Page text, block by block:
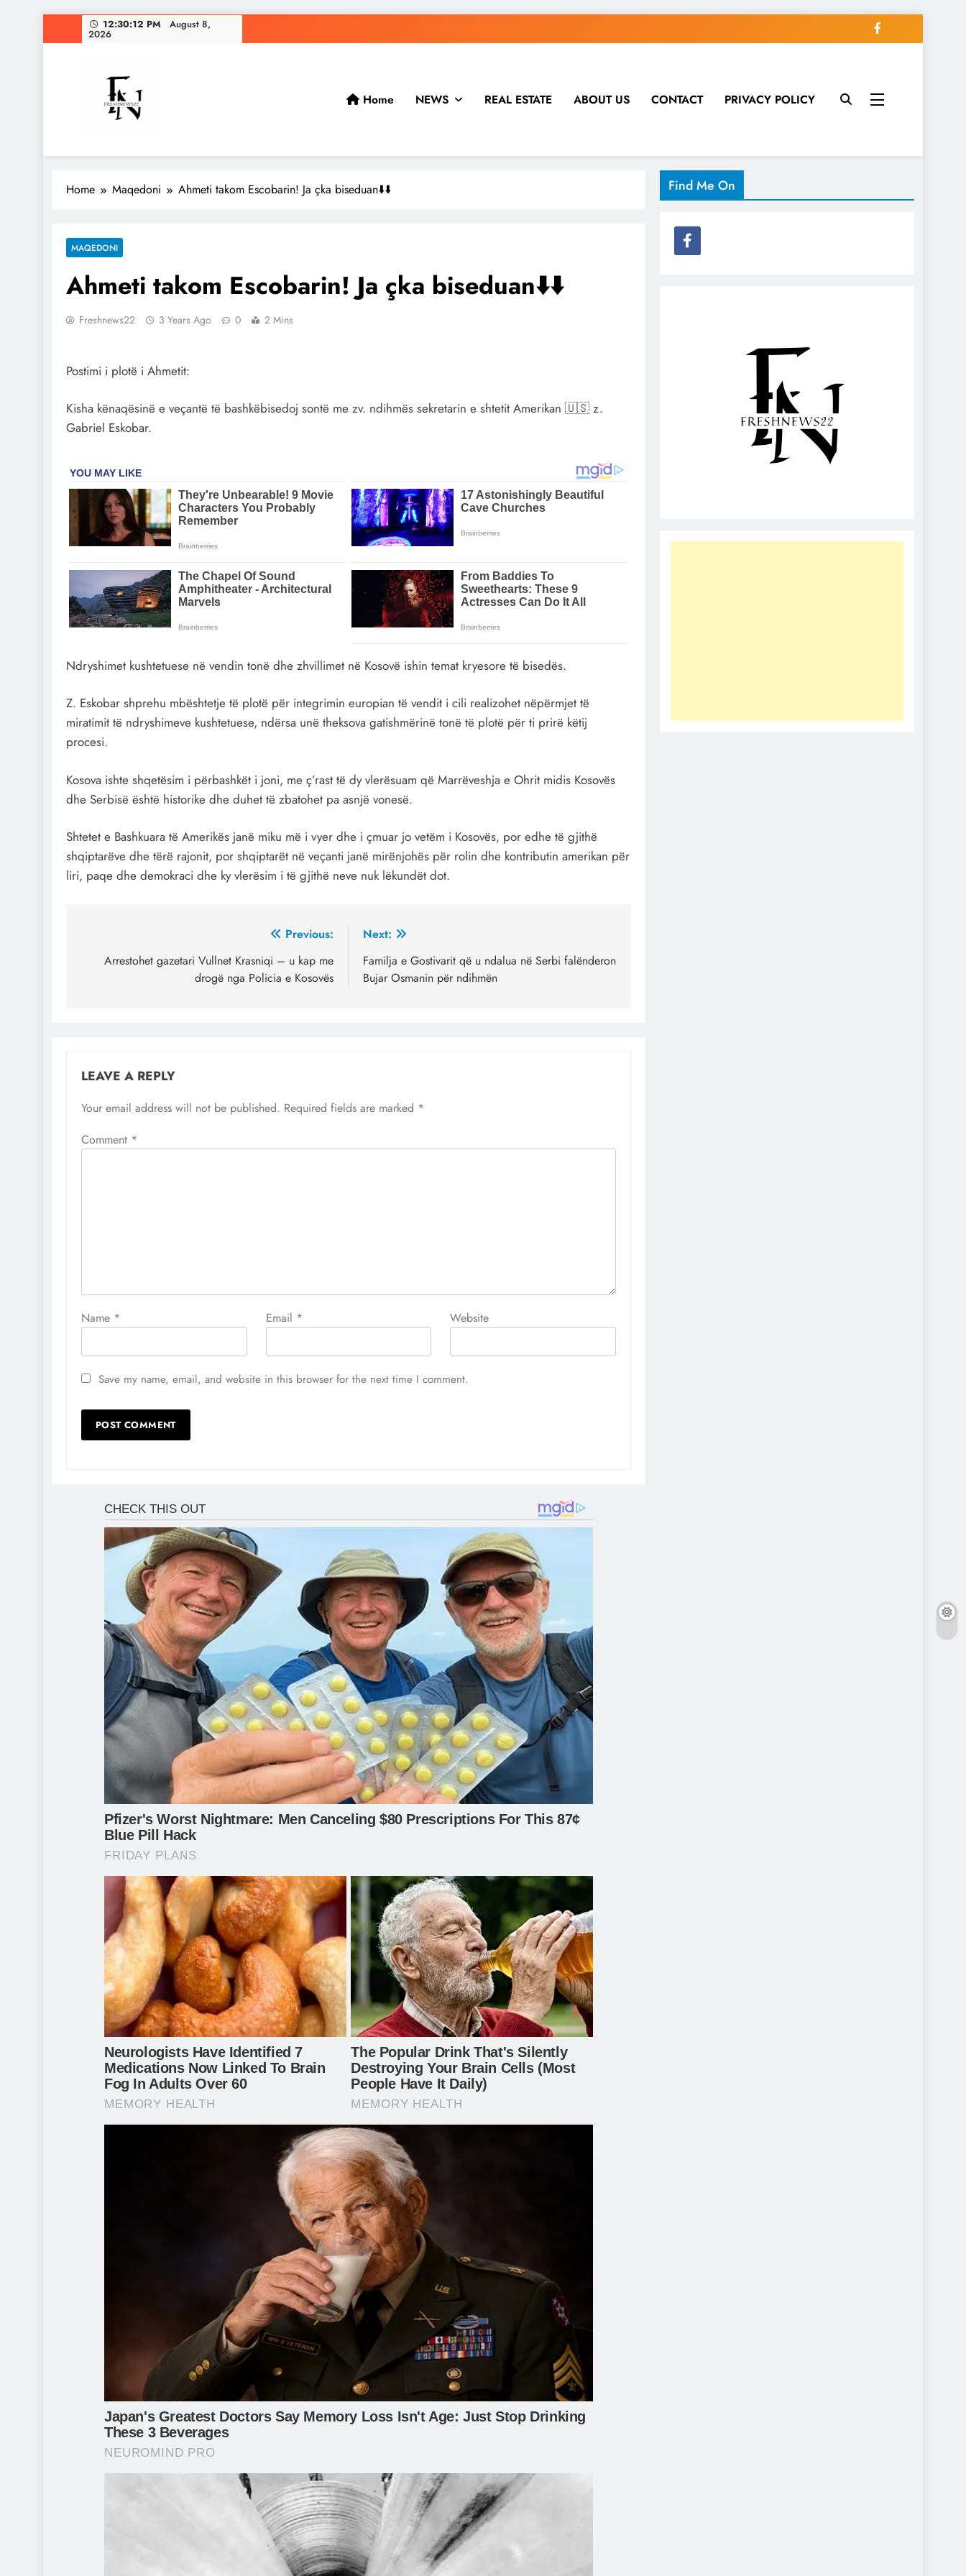
to
12:30:13 PM August 8, 2026
Freshnews22
Best News Website in North Macedonia
Home NEWS REAL ESTATE ABOUT US CONTACT PRIVACY POLICY
Home Maqedoni Ahmeti takom Escobarin! Ja çka biseduan⬇️⬇️
MAQEDONI
Ahmeti takom Escobarin! Ja çka biseduan⬇️⬇️
Freshnews22 3 Years Ago 0 2 Mins
Postimi i plotë i Ahmetit:
Kisha kënaqësinë e veçantë të bashkëbisedoj sontë me zv. ndihmës sekretarin e shtetit Amerikan 🇺🇸 z.
Gabriel Eskobar.
Ndryshimet kushtetuese në vendin tonë dhe zhvillimet në Kosovë ishin temat kryesore të bisedës.
Z. Eskobar shprehu mbështetje të plotë për integrimin europian të vendit i cili realizohet nëpërmjet të
miratimit të ndryshimeve kushtetuese, ndërsa unë theksova gatishmërinë tonë të plotë për ti prirë këtij
procesi.
Kosova ishte shqetësim i përbashkët i joni, me ç’rast të dy vlerësuam që Marrëveshja e Ohrit midis Kosovës
dhe Serbisë është historike dhe duhet të zbatohet pa asnjë vonesë.
Shtetet e Bashkuara të Amerikës janë miku më i vyer dhe i çmuar jo vetëm i Kosovës, por edhe të gjithë
shqiptarëve dhe tërë rajonit, por shqiptarët në veçanti janë mirënjohës për rolin dhe kontributin amerikan për
liri, paqe dhe demokraci dhe ky vlerësim i të gjithë neve nuk lëkundët dot.
navigation
Previous:
Arrestohet gazetari Vullnet Krasniqi – u kap me
drogë nga Policia e Kosovës
Next:
Familja e Gostivarit që u ndalua në Serbi falënderon
Bujar Osmanin për ndihmën
LEAVE A REPLY
Your email address will not be published. Required fields are marked *
Comment *
Name * Email * Website
Save my name, email, and website in this browser for the next time I comment.
Find Me On